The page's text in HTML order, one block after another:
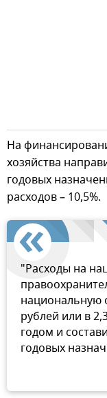
На
хозяйства
годовых
расходов – 10,5%.
"Расходы на
национальную
рублей или в
годом и
годовых